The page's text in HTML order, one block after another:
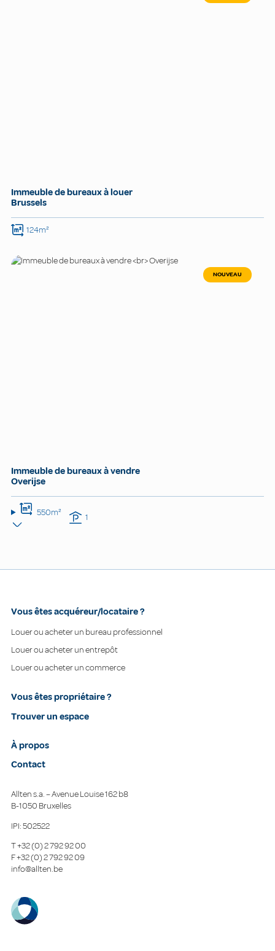
Immeuble de bureaux à louer
Brussels
124m²
NOUVEAU
Immeuble de bureaux à vendre
Overijse
550m² 1
Vous êtes acquéreur/locataire ?
Louer ou acheter un bureau professionnel
Louer ou acheter un entrepôt
Louer ou acheter un commerce
Vous êtes propriétaire ?
Trouver un espace
À propos
Contact
Allten s.a. – Avenue Louise 162 b8
B-1050 Bruxelles
IPI: 502522
T+32 (0) 2 792 92 00
F+32 (0) 2 792 92 09
info@allten.be